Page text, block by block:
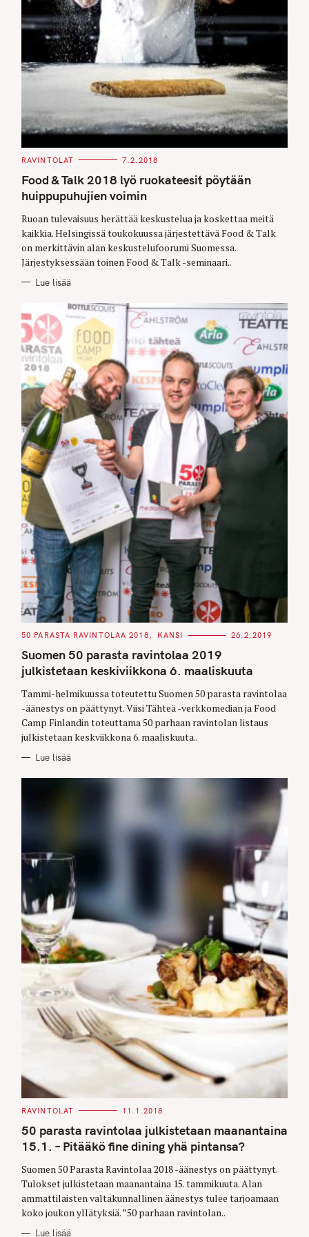
C
T
E
G
O
I
E
S
RAVINTOLAT 7.2.2018
Food & Talk 2018 lyö ruokateesit pöytään
huippupuhujien voimin
Ruoan tulevaisuus herättää keskustelua ja koskettaa meitä
kaikkia. Helsingissä toukokuussa järjestettävä Food & Talk
on merkittävin alan keskustelufoorumi Suomessa.
Järjestyksessään toinen Food & Talk -seminaari..
Lue lisää
C
T
E
G
O
I
S
50 PARASTA RAVINTOLAA 2018 KANSI 26.2.2019
Suomen 50 parasta ravintolaa 2019
julkistetaan keskiviikkona 6. maaliskuuta
Tammi-helmikuussa toteutettu Suomen 50 parasta ravintolaa
-äänestys on päättynyt. Viisi Tähteä -verkkomedian ja Food
Camp Finlandin toteuttama 50 parhaan ravintolan listaus
julkistetaan keskviikkona 6. maaliskuuta..
Lue lisää
C
T
E
G
O
I
E
S
RAVINTOLAT 11.1.2018
50 parasta ravintolaa julkistetaan maanantaina
15.1. – Pitääkö fine dining yhä pintansa?
Suomen 50 Parasta Ravintolaa 2018 -äänestys on päättynyt.
Tulokset julkistetaan maanantaina 15. tammikuuta. Alan
ammattilaisten valtakunnallinen äänestys tulee tarjoamaan
koko joukon yllätyksiä. ”50 parhaan ravintolan..
Lue lisää
S
e
a